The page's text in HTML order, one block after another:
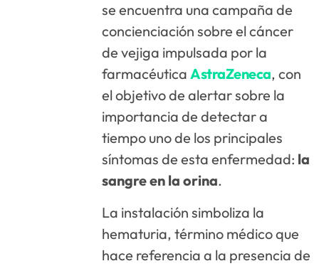
se encuentra una campaña de
concienciación sobre el cáncer
de vejiga impulsada por la
farmacéuticaAstraZeneca, con
el objetivo de alertar sobre la
importancia de detectar a
tiempo uno de los principales
síntomas de esta enfermedad: la
sangre en la orina.
La instalación simboliza la
hematuria, término médico que
hace referencia a la presencia de